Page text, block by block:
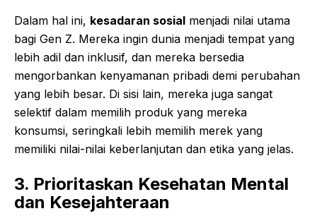
Dalam hal ini, kesadaran sosial menjadi nilai utama
bagi Gen Z. Mereka ingin dunia menjadi tempat yang
lebih adil dan inklusif, dan mereka bersedia
mengorbankan kenyamanan pribadi demi perubahan
yang lebih besar. Di sisi lain, mereka juga sangat
selektif dalam memilih produk yang mereka
konsumsi, seringkali lebih memilih merek yang
memiliki nilai-nilai keberlanjutan dan etika yang jelas.
3. Prioritaskan Kesehatan Mental
dan Kesejahteraan